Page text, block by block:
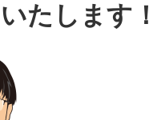
たします！